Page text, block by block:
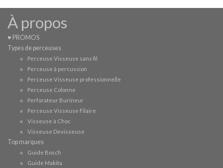
À propos
♥ PROMOS
Types de perceuses
Perceuse Visseuse sans fil
Perceuse à percussion
Perceuse Visseuse professionnelle
Perceuse Colonne
Perforateur Burineur
Perceuse Visseuse Filaire
Visseuse à Choc
Visseuse Devisseuse
Top marques
Guide Bosch
Guide Makita